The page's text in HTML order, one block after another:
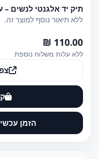
תיק יד אלגנטי לנשים –
ללא תיאור נוסף למוצר זה.
110.00 ₪
ללא עלות משלוח נוספת
הזמן